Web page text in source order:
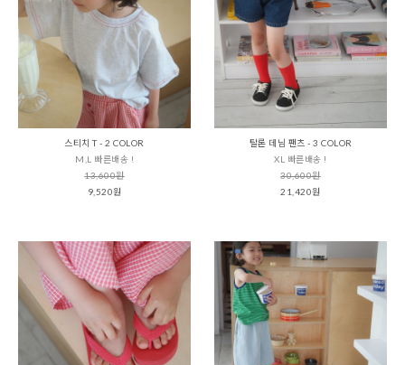
스티치 T - 2 COLOR
M,L 빠른배송 !
13,600원
9,520원
탈론 데님 팬츠 - 3 COLOR
XL 빠른배송 !
30,600원
21,420원